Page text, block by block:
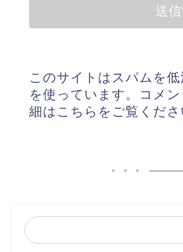
このサイトはスパムを
を使っています。
コメ
細はこちらをご覧くださ